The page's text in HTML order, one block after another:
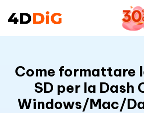
Come formattare
SD per la Dash
Windows/Mac/